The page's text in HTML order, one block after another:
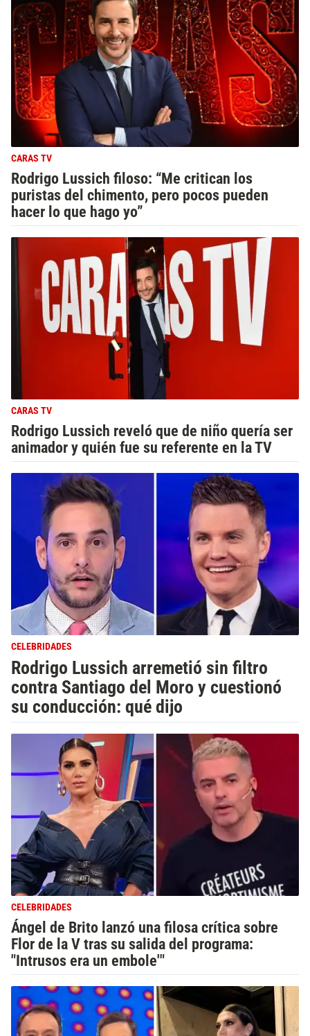
CARAS TV
Rodrigo Lussich filoso: “Me critican los
puristas del chimento, pero pocos pueden
hacer lo que hago yo”
CARAS TV
Rodrigo Lussich reveló que de niño quería ser
animador y quién fue su referente en la TV
CELEBRIDADES
Rodrigo Lussich arremetió sin filtro
contra Santiago del Moro y cuestionó
su conducción: qué dijo
CELEBRIDADES
Ángel de Brito lanzó una filosa crítica sobre
Flor de la V tras su salida del programa:
"Intrusos era un embole'"